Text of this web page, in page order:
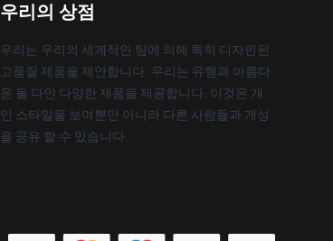
우리의 상점
우리는 우리의 세계적인 팀에 의해 특히 디자인된
고품질 제품을 제안합니다. 우리는 유행과 아름다
운 둘 다인 다양한 제품을 제공합니다. 이것은 개
인 스타일을 보여뿐만 아니라 다른 사람들과 개성
을 공유 할 수 있습니다.